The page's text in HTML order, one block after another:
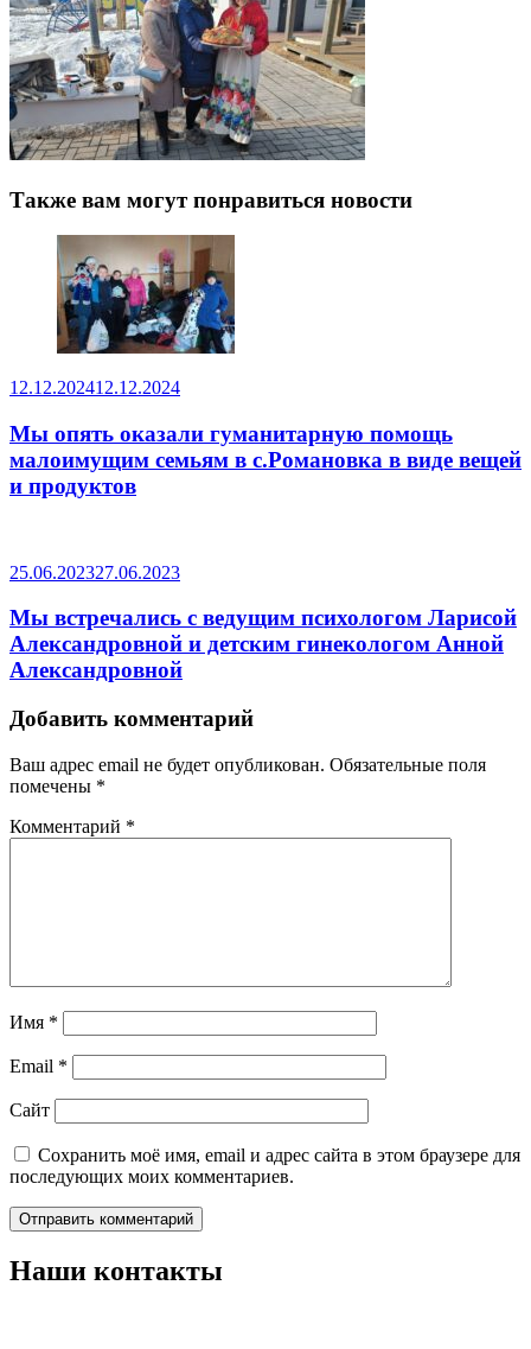
Также вам могут понравиться новости
12.12.202412.12.2024
Мы опять оказали гуманитарную помощь
малоимущим семьям в с.Романовка в виде вещей
и продуктов
25.06.202327.06.2023
Мы встречались с ведущим психологом Ларисой
Александровной и детским гинекологом Анной
Александровной
Добавить комментарий
Ваш адрес email не будет опубликован. Обязательные поля
помечены *
Комментарий *
Имя *
Email *
Сайт
Сохранить моё имя, email и адрес сайта в этом браузере для
последующих моих комментариев.
Наши контакты